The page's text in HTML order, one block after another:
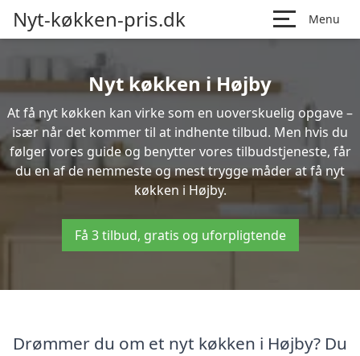
Nyt-køkken-pris.dk Menu
Nyt køkken i Højby
At få nyt køkken kan virke som en uoverskuelig opgave –
især når det kommer til at indhente tilbud. Men hvis du
følger vores guide og benytter vores tilbudstjeneste, får
du en af de nemmeste og mest trygge måder at få nyt
køkken i Højby.
Få 3 tilbud, gratis og uforpligtende
Drømmer du om et nyt køkken i Højby? Du